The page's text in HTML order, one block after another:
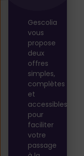
Gescolia
vous
propose
deux
offres
simples,
complètes
et
accessibles
pour
faciliter
votre
passage